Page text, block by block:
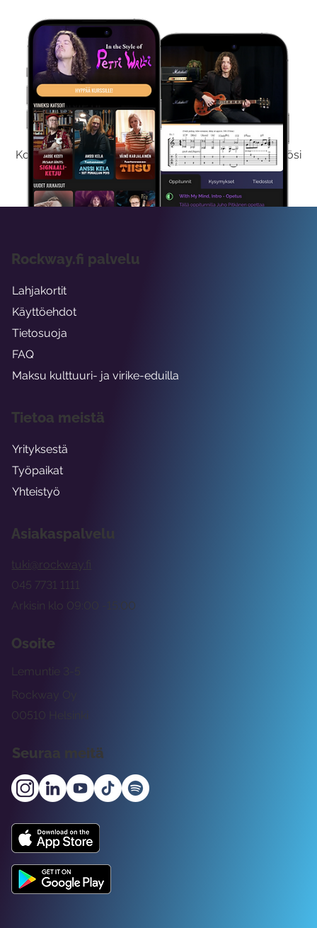
Kokeile Ilmaiseksi
Kokeilemalla ilmaiseksi saat koko sisältömme käyttöösi
viikon ajaksi.
Asiakaspalvelu
tuki@rockway.fi
Arkisin klo 09:00 -15:00
045 7731 1111
Osoite
Rockway Oy
Lemuntie 3-5
00510 Helsinki
Seuraa meitä
Rockway.fi palvelu
Lahjakortit
Käyttöehdot
Tietosuoja
FAQ
Maksu kulttuuri- ja virike-eduilla
Tietoa meistä
Yrityksestä
Työpaikat
Yhteistyö